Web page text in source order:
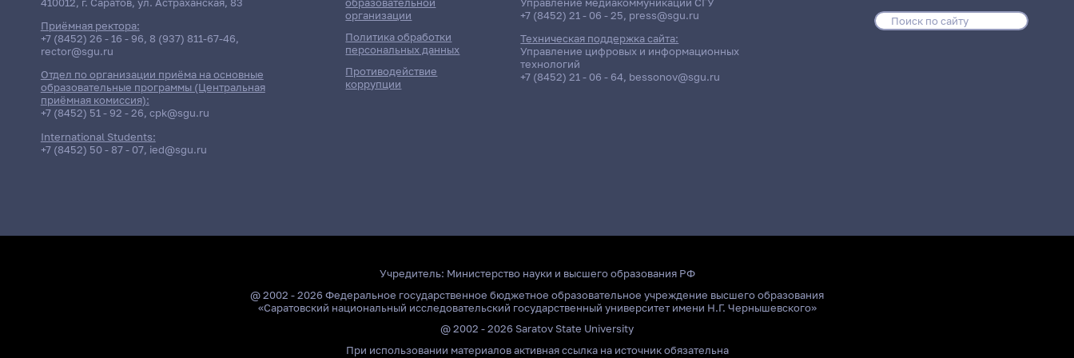
Приёмная ректора:
+7 (8452) 26 - 16 - 96, 8 (937) 811-67-46,
rector@sgu.ru
Отдел по организации приёма на основные
образовательные программы (Центральная
приёмная комиссия):
+7 (8452) 51 - 92 - 26, cpk@sgu.ru
International Students:
+7 (8452) 50 - 87 - 07, ied@sgu.ru
организации
Политика обработки
персональных данных
Противодействие
коррупции
+7 (8452) 21 - 06 - 25, press@sgu.ru
Техническая поддержка сайта:
Управление цифровых и информационных
технологий
+7 (8452) 21 - 06 - 64, bessonov@sgu.ru
Учредитель: Министерство науки и высшего образования РФ
@ 2002 - 2026 Федеральное государственное бюджетное образовательное учреждение высшего образования
«Саратовский национальный исследовательский государственный университет имени Н.Г. Чернышевского»
@ 2002 - 2026 Saratov State University
При использовании материалов активная ссылка на источник обязательна